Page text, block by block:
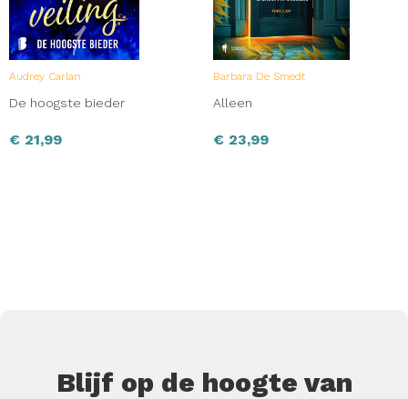
Audrey Carlan
De hoogste bieder
€ 21,99
Barbara De Smedt
Alleen
€ 23,99
Blijf op de hoogte van